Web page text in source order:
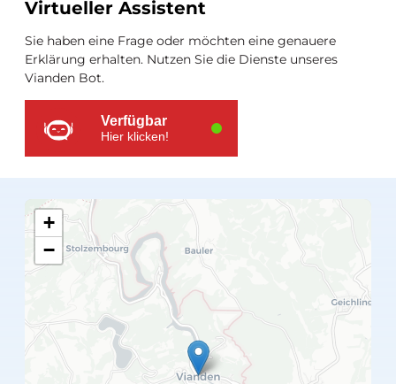
Zusätzliche
Ressourcen
Virtueller Assistent
Sie haben eine Frage oder möchten eine genauere
Erklärung erhalten. Nutzen Sie die Dienste unseres
Vianden Bot.
Verfügbar
Hier klicken!
+
−